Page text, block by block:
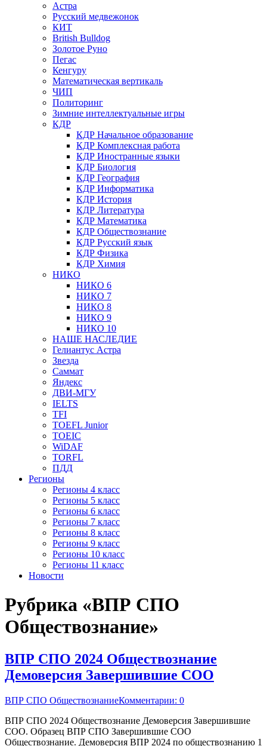
Астра
Русский медвежонок
КИТ
British Bulldog
Золотое Руно
Пегас
Кенгуру
Математическая вертикаль
ЧИП
Политоринг
Зимние интеллектуальные игры
КДР
КДР Начальное образование
КДР Комплексная работа
КДР Иностранные языки
КДР Биология
КДР География
КДР Информатика
КДР История
КДР Литература
КДР Математика
КДР Обществознание
КДР Русский язык
КДР Физика
КДР Химия
НИКО
НИКО 6
НИКО 7
НИКО 8
НИКО 9
НИКО 10
НАШЕ НАСЛЕДИЕ
Гелиантус Астра
Звезда
Саммат
Яндекс
ДВИ-МГУ
IELTS
TFI
TOEFL Junior
TOEIC
WiDAF
TORFL
ПДД
Регионы
Регионы 4 класс
Регионы 5 класс
Регионы 6 класс
Регионы 7 класс
Регионы 8 класс
Регионы 9 класс
Регионы 10 класс
Регионы 11 класс
Новости
Рубрика «ВПР СПО
Обществознание»
ВПР СПО 2024 Обществознание
Демоверсия Завершившие СОО
ВПР СПО ОбществознаниеКомментарии: 0
ВПР СПО 2024 Обществознание Демоверсия Завершившие
СОО. Образец ВПР СПО Завершившие СОО
Обществознание. Демоверсия ВПР 2024 по обществознанию 1